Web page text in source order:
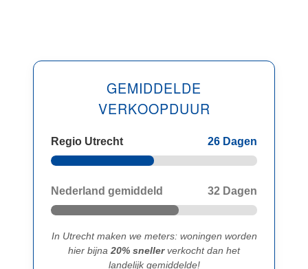
GEMIDDELDE
VERKOOPDUUR
Regio Utrecht 26 Dagen
Nederland gemiddeld 32 Dagen
In Utrecht maken we meters: woningen worden
hier bijna 20% snellerverkocht dan het
landelijk gemiddelde!